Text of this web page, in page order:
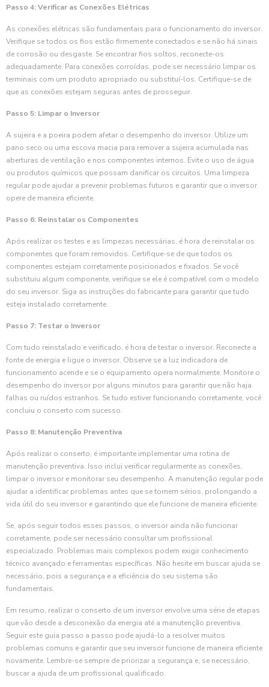
Passo 4: Verificar as Conexões Elétricas
As conexões elétricas são fundamentais para o funcionamento do inversor.
Verifique se todos os fios estão firmemente conectados e se não há sinais
de corrosão ou desgaste. Se encontrar fios soltos, reconecte-os
adequadamente. Para conexões corroídas, pode ser necessário limpar os
terminais com um produto apropriado ou substituí-los. Certifique-se de
que as conexões estejam seguras antes de prosseguir.
Passo 5: Limpar o Inversor
A sujeira e a poeira podem afetar o desempenho do inversor. Utilize um
pano seco ou uma escova macia para remover a sujeira acumulada nas
aberturas de ventilação e nos componentes internos. Evite o uso de água
ou produtos químicos que possam danificar os circuitos. Uma limpeza
regular pode ajudar a prevenir problemas futuros e garantir que o inversor
opere de maneira eficiente.
Passo 6: Reinstalar os Componentes
Após realizar os testes e as limpezas necessárias, é hora de reinstalar os
componentes que foram removidos. Certifique-se de que todos os
componentes estejam corretamente posicionados e fixados. Se você
substituiu algum componente, verifique se ele é compatível com o modelo
do seu inversor. Siga as instruções do fabricante para garantir que tudo
esteja instalado corretamente.
Passo 7: Testar o Inversor
Com tudo reinstalado e verificado, é hora de testar o inversor. Reconecte a
fonte de energia e ligue o inversor. Observe se a luz indicadora de
funcionamento acende e se o equipamento opera normalmente. Monitore o
desempenho do inversor por alguns minutos para garantir que não haja
falhas ou ruídos estranhos. Se tudo estiver funcionando corretamente, você
concluiu o conserto com sucesso.
Passo 8: Manutenção Preventiva
Após realizar o conserto, é importante implementar uma rotina de
manutenção preventiva. Isso inclui verificar regularmente as conexões,
limpar o inversor e monitorar seu desempenho. A manutenção regular pode
ajudar a identificar problemas antes que se tornem sérios, prolongando a
vida útil do seu inversor e garantindo que ele funcione de maneira eficiente.
Se, após seguir todos esses passos, o inversor ainda não funcionar
corretamente, pode ser necessário consultar um profissional
especializado. Problemas mais complexos podem exigir conhecimento
técnico avançado e ferramentas específicas. Não hesite em buscar ajuda se
necessário, pois a segurança e a eficiência do seu sistema são
fundamentais.
Em resumo, realizar o conserto de um inversor envolve uma série de etapas
que vão desde a desconexão da energia até a manutenção preventiva.
Seguir este guia passo a passo pode ajudá-lo a resolver muitos
problemas comuns e garantir que seu inversor funcione de maneira eficiente
novamente. Lembre-se sempre de priorizar a segurança e, se necessário,
buscar a ajuda de um profissional qualificado.